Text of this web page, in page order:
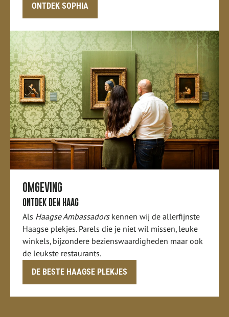
ONTDEK SOPHIA
OMGEVING
ONTDEK DEN HAAG
Als Haagse Ambassadorskennen wij de allerfijnste
Haagse plekjes. Parels die je niet wil missen, leuke
winkels, bijzondere bezienswaardigheden maar ook
de leukste restaurants.
DE BESTE HAAGSE PLEKJES